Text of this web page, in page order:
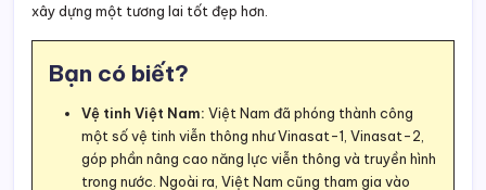
xây dựng một tương lai tốt đẹp hơn.
Bạn có biết?
Vệ tinh Việt Nam: Việt Nam đã phóng thành công
một số vệ tinh viễn thông như Vinasat-1, Vinasat-2,
góp phần nâng cao năng lực viễn thông và truyền hình
trong nước. Ngoài ra, Việt Nam cũng tham gia vào